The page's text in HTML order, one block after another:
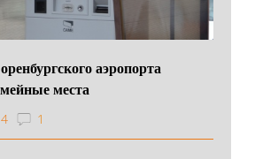
аэропорта
места
1